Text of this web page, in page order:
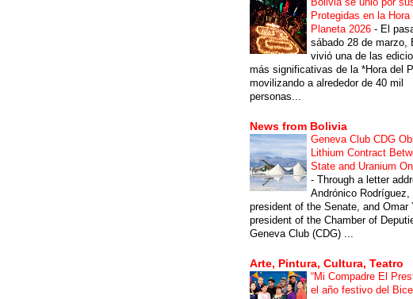
Protegidas en la Hora
Planeta 2026 - El
sábado 28 de marzo,
vivió una de las
más significativas de la *Hora del
movilizando a alrededor de 40 mil
personas...
News from Bolivia
Geneva Club CDG
Lithium Contract
State and Uranium
- Through a letter
Andrónico Rodríguez,
president of the Senate, and Omar
president of the Chamber of
Geneva Club (CDG) ...
Arte, Pintura, Cultura, Teatro
“Mi Compadre El
el año festivo del